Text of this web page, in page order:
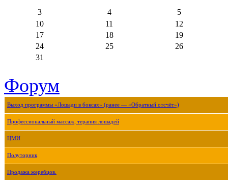
3 4
5
10
11
12
17
18
19
24
25
26
31
Форум
Выход программы «Лошади в боксах» (ранее — «Обратный отсчёт»)
Профессиональный массаж, терапия лошадей
ЦМИ
Полуторник
Продажа жеребцов.